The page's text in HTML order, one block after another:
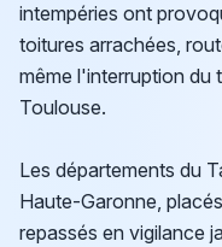
intempéries ont
toitures arrachées,
même l'interruption du
Toulouse.
Les départements du
Haute-Garonne,
repassés en vigilance